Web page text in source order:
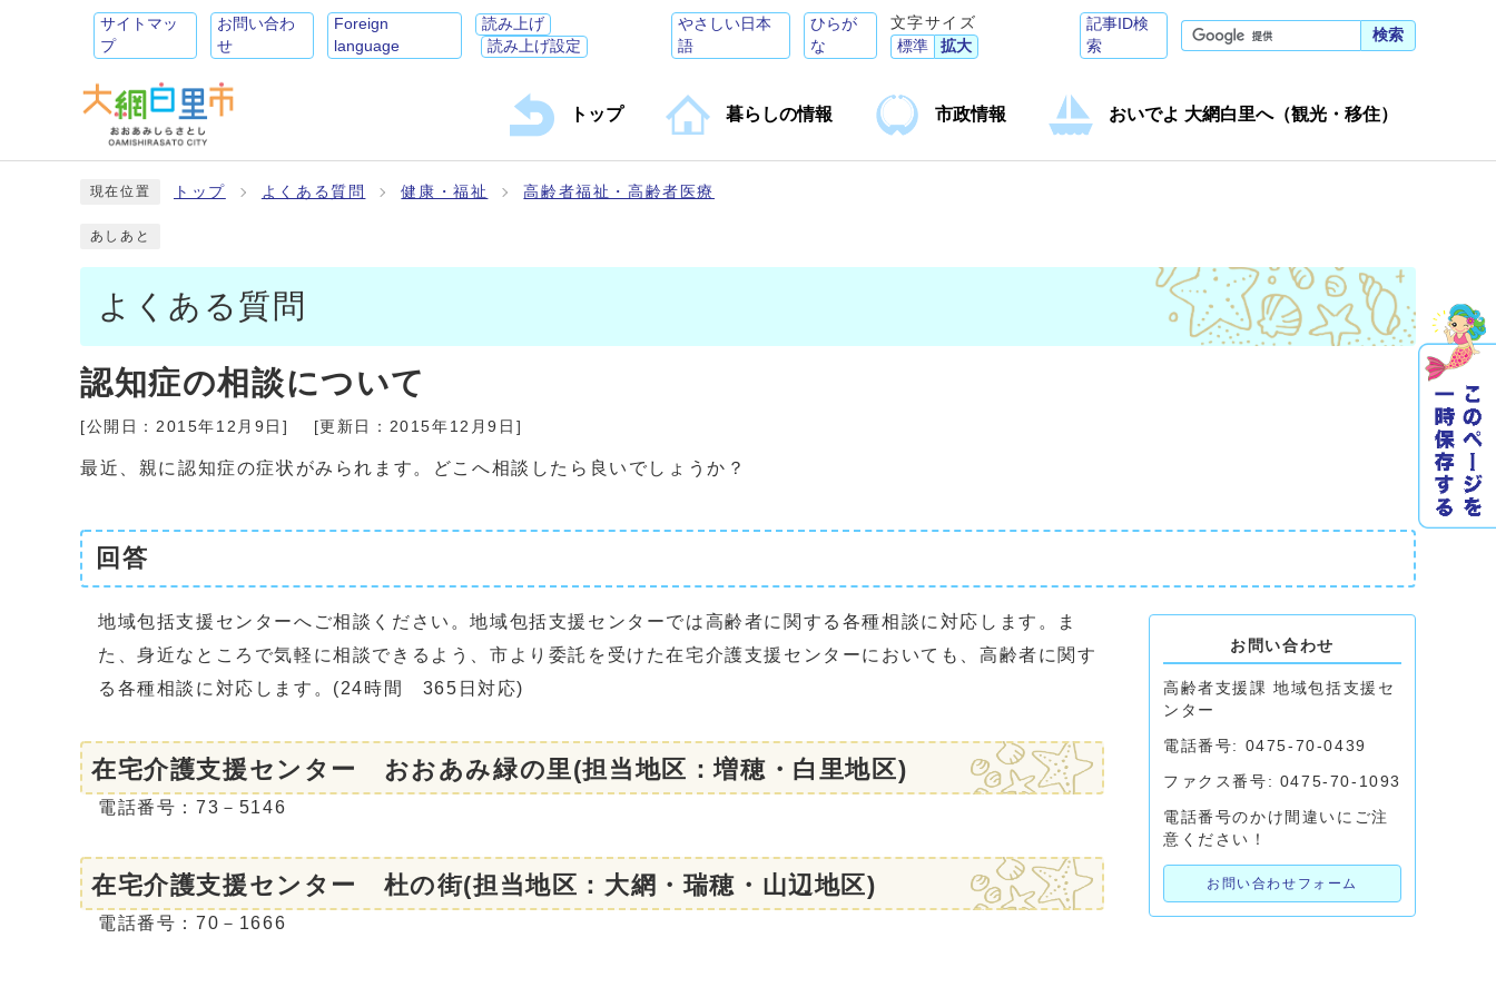
サイトマッ
プ
お問い合わ
せ
Foreign
language
読み上げ
読み上げ設定
やさしい日本
語
ひらが
な
文字サイズ
標準
拡大
記事ID検
索
検索
トップ 暮らしの情報 市政情報 おいでよ 大網白里へ（観光・移住）
現在位置 トップ よくある質問 健康・福祉 高齢者福祉・高齢者医療
あしあと
よくある質問
認知症の相談について
[公開日： 2015年12月9日 ] [更新日： 2015年12月9日 ]
最近、親に認知症の症状がみられます。どこへ相談したら良いでしょうか？
回答
地域包括支援センターへご相談ください。地域包括支援センターでは高齢者に関する各種相談に対応します。ま
た、身近なところで気軽に相談できるよう、市より委託を受けた在宅介護支援センターにおいても、高齢者に関す
る各種相談に対応します。(24時間 365日対応)
在宅介護支援センター おおあみ緑の里(担当地区：増穂・白里地区)
電話番号：73－5146
在宅介護支援センター 杜の街(担当地区：大網・瑞穂・山辺地区)
電話番号：70－1666
お問い合わせ
高齢者支援課 地域包括支援セ
ンター
電話番号: 0475-70-0439
ファクス番号: 0475-70-1093
電話番号のかけ間違いにご注
意ください！
お問い合わせフォーム